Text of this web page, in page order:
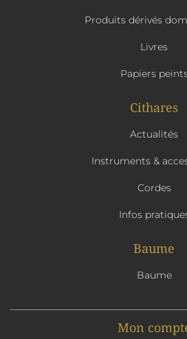
Produits dérivés
Livres
Papiers
Cithares
Actualités
Instruments &
Cordes
Infos
Baume
Baume
Mon